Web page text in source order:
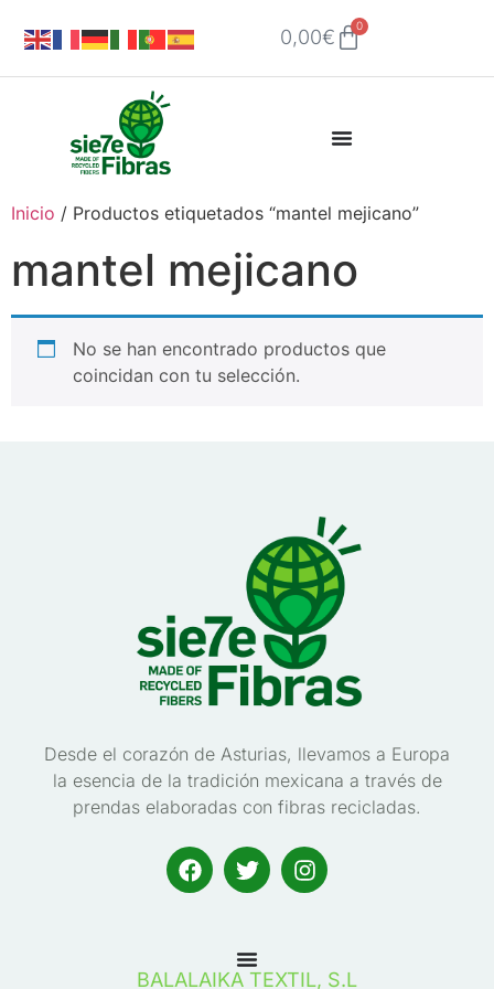
0,00€ 0
Inicio / Productos etiquetados “mantel mejicano”
mantel mejicano
No se han encontrado productos que
coincidan con tu selección.
Desde el corazón de Asturias, llevamos a Europa
la esencia de la tradición mexicana a través de
prendas elaboradas con fibras recicladas.
BALALAIKA TEXTIL, S.L